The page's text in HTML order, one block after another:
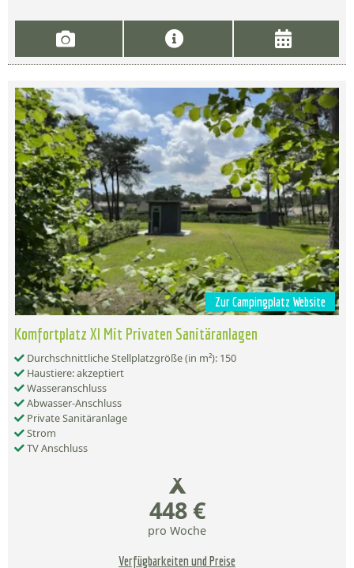
Zur Campingplatz Website
Komfortplatz Xl Mit Privaten Sanitäranlagen
Durchschnittliche Stellplatzgröße (in m²): 150
Haustiere: akzeptiert
Wasseranschluss
Abwasser-Anschluss
Private Sanitäranlage
Strom
TV Anschluss
448 €
pro Woche
Verfügbarkeiten und Preise